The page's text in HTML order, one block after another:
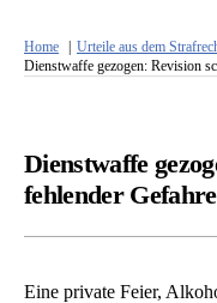
Home
Urteile aus dem
Dienstwaffe gezogen: Revision
Dienstwaffe
fehlender
Eine private Feier,